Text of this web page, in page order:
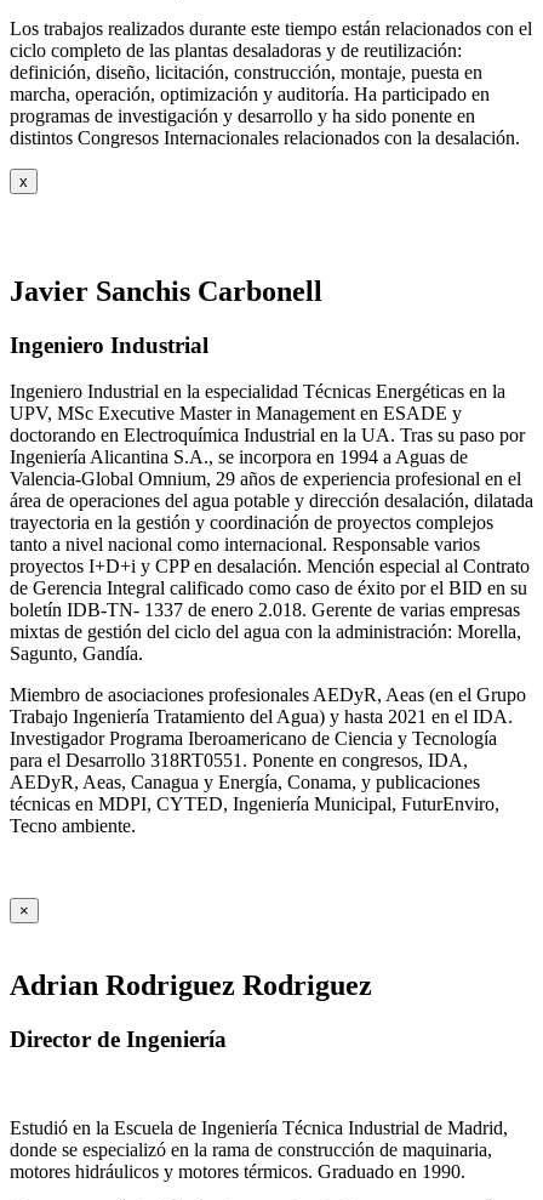
Los trabajos realizados durante este tiempo están relacionados con el
ciclo completo de las plantas desaladoras y de reutilización:
definición, diseño, licitación, construcción, montaje, puesta en
marcha, operación, optimización y auditoría. Ha participado en
programas de investigación y desarrollo y ha sido ponente en
distintos Congresos Internacionales relacionados con la desalación.
x
Javier Sanchis Carbonell
Ingeniero Industrial
Ingeniero Industrial en la especialidad Técnicas Energéticas en la
UPV, MSc Executive Master in Management en ESADE y
doctorando en Electroquímica Industrial en la UA. Tras su paso por
Ingeniería Alicantina S.A., se incorpora en 1994 a Aguas de
Valencia-Global Omnium, 29 años de experiencia profesional en el
área de operaciones del agua potable y dirección desalación, dilatada
trayectoria en la gestión y coordinación de proyectos complejos
tanto a nivel nacional como internacional. Responsable varios
proyectos I+D+i y CPP en desalación. Mención especial al Contrato
de Gerencia Integral calificado como caso de éxito por el BID en su
boletín IDB-TN- 1337 de enero 2.018. Gerente de varias empresas
mixtas de gestión del ciclo del agua con la administración: Morella,
Sagunto, Gandía.
Miembro de asociaciones profesionales AEDyR, Aeas (en el Grupo
Trabajo Ingeniería Tratamiento del Agua) y hasta 2021 en el IDA.
Investigador Programa Iberoamericano de Ciencia y Tecnología
para el Desarrollo 318RT0551. Ponente en congresos, IDA,
AEDyR, Aeas, Canagua y Energía, Conama, y publicaciones
técnicas en MDPI, CYTED, Ingeniería Municipal, FuturEnviro,
Tecno ambiente.
×
Adrian Rodriguez Rodriguez
Director de Ingeniería
Estudió en la Escuela de Ingeniería Técnica Industrial de Madrid,
donde se especializó en la rama de construcción de maquinaria,
motores hidráulicos y motores térmicos. Graduado en 1990.